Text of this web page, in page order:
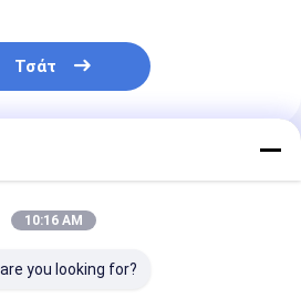
αέρα
τη μηχανή
Τσάτ
10:16 AM
you looking for?